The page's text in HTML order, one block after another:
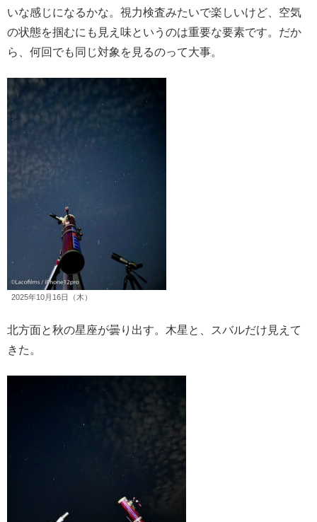
いな感じになるかな。視力検査みたいで楽しいけど、空気
の状態を掴むにも見え味というのは重要な要素です。だか
ら、何回でも同じ対象を見るのって大事。
2025年10月16日（木）
北方面と秋の星座が曇り出す。木星と、スバルだけ見えて
きた。